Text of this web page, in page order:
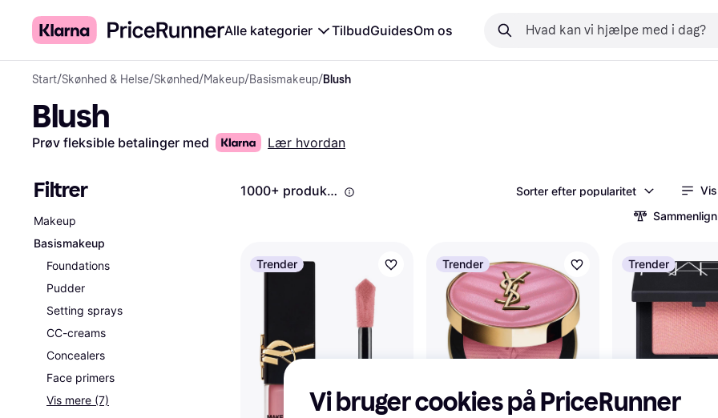
Alle kategorier TilbudGuidesOm os
Start/Skønhed & Helse/Skønhed/Makeup/Basismakeup/Blush
Blush
Prøv fleksible betalinger med Lær hvordan
Filtrer
Makeup
Basismakeup
Foundations
Pudder
Setting sprays
CC-creams
Concealers
Face primers
Vis mere (7)
1000+ produkter Sorter efter popularitet
Trender Trender Trender
NARS Powder
Vi bruger cookies på PriceRunner